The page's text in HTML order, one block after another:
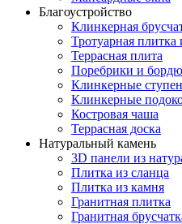
Благоустройство
Клинкерная
Тротуарная
Террасная плита
Поребрики и
Клинкерные
Клинкерные
Костровая чаша
Террасная доска
Натуральный камень
3D панели из
Плитка из сланца
Плитка из камня
Гранитная плитка
Гранитная